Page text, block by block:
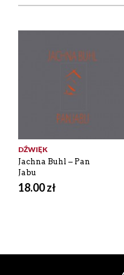
DŹWIĘK
Jachna Buhl – Pan
Jabu
18.00zł